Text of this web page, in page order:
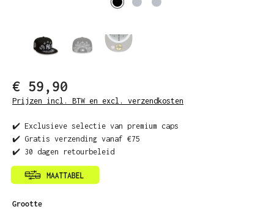
€ 59,90
Prijzen incl. BTW en excl. verzendkosten
✔️ Exclusieve selectie van premium caps
✔️ Gratis verzending vanaf €75
✔️ 30 dagen retourbeleid
Selecteer
Grootte